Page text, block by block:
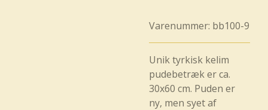
Varenummer: bb100-9
Unik tyrkisk kelim
pudebetræk er ca.
30x60 cm. Puden er
ny, men syet af